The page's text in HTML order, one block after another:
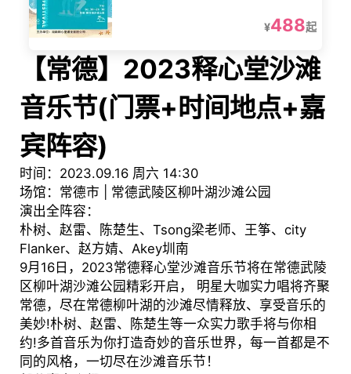
¥488起
【常德】2023释心堂沙滩
音乐节(门票+时间地点+嘉
宾阵容)
时间：2023.09.16 周六 14:30
场馆：常德市 | 常德武陵区柳叶湖沙滩公园
演出全阵容：
朴树、赵雷、陈楚生、Tsong梁老师、王筝、city
Flanker、赵方婧、Akey圳南
9月16日，2023常德释心堂沙滩音乐节将在常德武陵
区柳叶湖沙滩公园精彩开启， 明星大咖实力唱将齐聚
常德，尽在常德柳叶湖的沙滩尽情释放、享受音乐的
美妙!朴树、赵雷、陈楚生等一众实力歌手将与你相
约!多首音乐为你打造奇妙的音乐世界，每一首都是不
同的风格，一切尽在沙滩音乐节！